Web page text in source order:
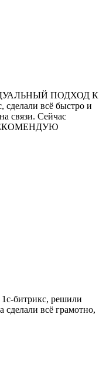
ПОДХОД К
всё быстро и
связи. Сейчас
РЕКОМЕНДУЮ
1с-битрикс, решили
сделали всё грамотно,